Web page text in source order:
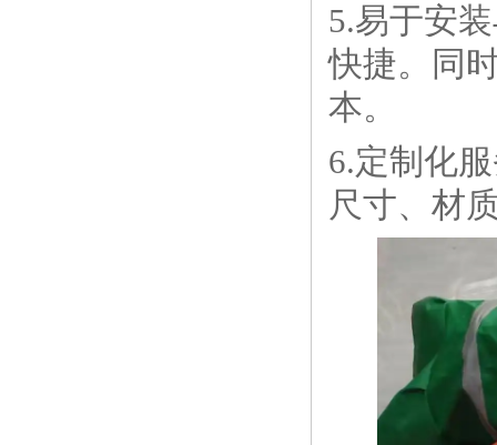
5.易于安
快捷。同
本。
6.定制化
尺寸、材